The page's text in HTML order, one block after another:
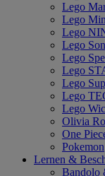
Lego
Lego
Lego
Lego
Lego
Lego
Lego
Lego
Lego
Olivia
One
Pokemon
Lernen &
Bandolo